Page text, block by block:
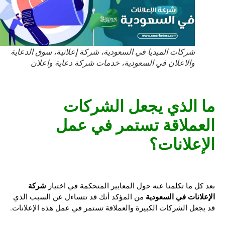
شركات الميديا في السعودية، شركة إعلانية، سوق الدعاية
والاعلان في السعودية، خدمات شركة دعاية واعلان
ما الذي يجعل الشركات
العملاقة تستمر في عمل
الإعلانات؟
بعد كل ما تكلمنا عنه حول المعايير المتحكمة في اختيار شركة
الإعلانات في السعوديةمن المؤكد أنك قد تتساءل عن السبب الذي
قد يجعل الشركات الكبيرة والعملاقة تستمر في عمل هذه الإعلانات.